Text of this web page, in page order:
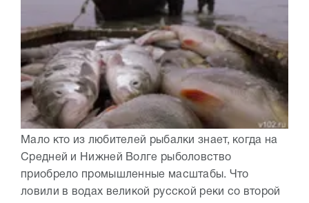
Мало кто из любителей рыбалки знает, когда на
Средней и Нижней Волге рыболовство
приобрело промышленные масштабы. Что
ловили в водах великой русской реки со второй